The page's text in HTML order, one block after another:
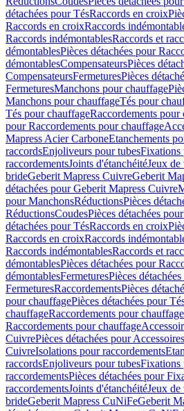
détachées pour TésRaccords en croix
Raccords en croixRaccords
Raccords indémontablesRaccords et
démontablesPièces détachées pour
démontablesCompensateursPièces
CompensateursFermeturesPièces
FermeturesManchons pour chauffage
Manchons pour chauffageTés pour
Tés pour chauffageRaccordements pour
pour Raccordements pour chauffage
Mapress Acier CarboneEtanchements
raccordsEnjoliveurs pour tubesFixations
raccordementsJoints d'étanchéitéJeux de
brideGeberit Mapress CuivreGeberit
détachées pour Geberit Mapress Cuivre
pour ManchonsRéductionsPièces
RéductionsCoudesPièces détachées
détachées pour TésRaccords en croix
Raccords en croixRaccords
Raccords indémontablesRaccords et
démontablesPièces détachées pour
démontablesFermeturesPièces
FermeturesRaccordementsPièces
pour chauffagePièces détachées pour
chauffageRaccordements pour chauffage
Raccordements pour chauffage
CuivrePièces détachées pour
CuivreIsolations pour raccordements
raccordsEnjoliveurs pour tubesFixations
raccordementsPièces détachées pour
raccordementsJoints d'étanchéitéJeux de
brideGeberit Mapress CuNiFeGeberit